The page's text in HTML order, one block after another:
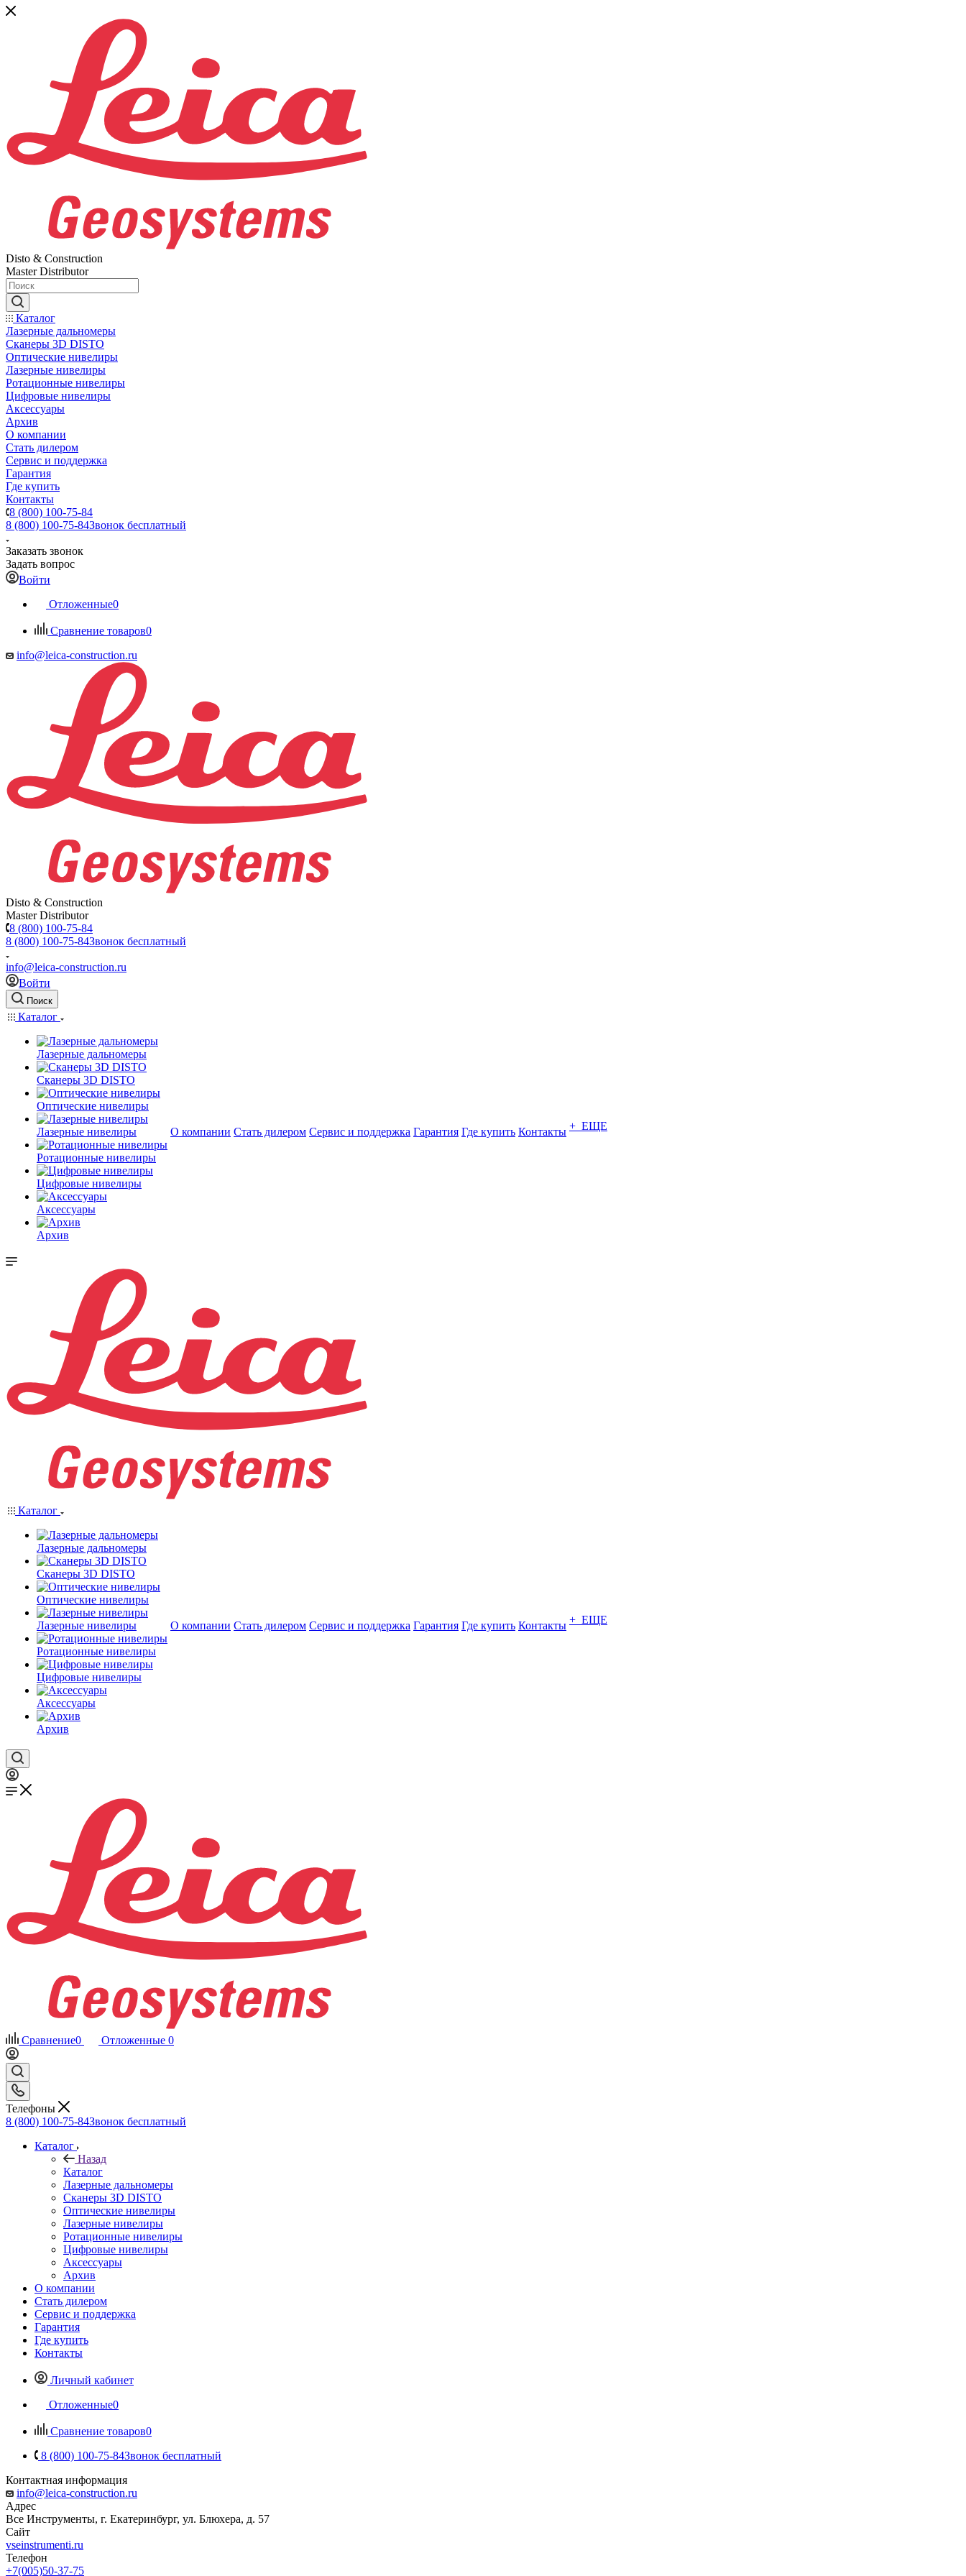
Disto & Construction
Master Distributor
Каталог
Лазерные дальномеры
Сканеры 3D DISTO
Оптические нивелиры
Лазерные нивелиры
Ротационные нивелиры
Цифровые нивелиры
Аксессуары
Архив
О компании
Стать дилером
Сервис и поддержка
Гарантия
Где купить
Контакты
8 (800) 100-75-84
8 (800) 100-75-84Звонок бесплатный
Заказать звонок
Задать вопрос
Войти
Отложенные0
Сравнение товаров0
info@leica-construction.ru
Disto & Construction
Master Distributor
8 (800) 100-75-84
8 (800) 100-75-84Звонок бесплатный
info@leica-construction.ru
Войти
Поиск
Каталог
Лазерные дальномеры
Сканеры 3D DISTO
Оптические нивелиры
Лазерные нивелиры
Ротационные нивелиры
Цифровые нивелиры
Аксессуары
Архив
О компании Стать дилером Сервис и поддержка Гарантия Где купить Контакты + ЕЩЕ
Каталог
Лазерные дальномеры
Сканеры 3D DISTO
Оптические нивелиры
Лазерные нивелиры
Ротационные нивелиры
Цифровые нивелиры
Аксессуары
Архив
О компании Стать дилером Сервис и поддержка Гарантия Где купить Контакты + ЕЩЕ
Сравнение0 Отложенные 0
Телефоны
8 (800) 100-75-84Звонок бесплатный
Каталог
Назад
Каталог
Лазерные дальномеры
Сканеры 3D DISTO
Оптические нивелиры
Лазерные нивелиры
Ротационные нивелиры
Цифровые нивелиры
Аксессуары
Архив
О компании
Стать дилером
Сервис и поддержка
Гарантия
Где купить
Контакты
Личный кабинет
Отложенные0
Сравнение товаров0
8 (800) 100-75-84Звонок бесплатный
Контактная информация
info@leica-construction.ru
Адрес
Все Инструменты, г. Екатеринбург, ул. Блюхера, д. 57
Сайт
vseinstrumenti.ru
Телефон
+7(005)50-37-75